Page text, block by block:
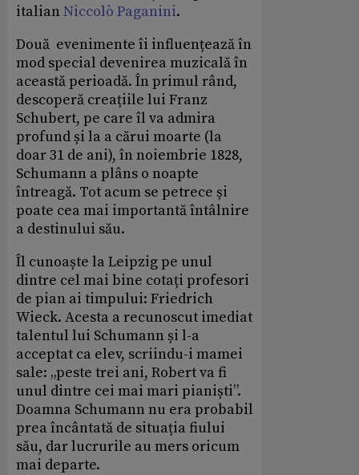
italianNiccolò Paganini.
Două evenimente îi influențează în
mod special devenirea muzicală în
această perioadă. În primul rând,
descoperă creațiile lui Franz
Schubert, pe care îl va admira
profund și la a cărui moarte (la
doar 31 de ani), în noiembrie 1828,
Schumann a plâns o noapte
întreagă. Tot acum se petrece și
poate cea mai importantă întâlnire
a destinului său.
Îl cunoaște la Leipzig pe unul
dintre cel mai bine cotați profesori
de pian ai timpului: Friedrich
Wieck. Acesta a recunoscut imediat
talentul lui Schumann și l-a
acceptat ca elev, scriindu-i mamei
sale: „peste trei ani, Robert va fi
unul dintre cei mai mari pianiști”.
Doamna Schumann nu era probabil
prea încântată de situația fiului
său, dar lucrurile au mers oricum
mai departe.